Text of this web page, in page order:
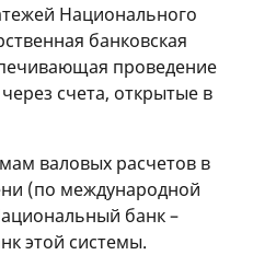
Национального
банковская
проведение
счета, открытые в
валовых расчетов в
(по международной
банк –
этой системы.